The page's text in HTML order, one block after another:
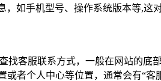
，如手机型号、操作系统版本等,这
找客服联系方式，一般在网站的底
或者个人中心等位置，通常会有“客